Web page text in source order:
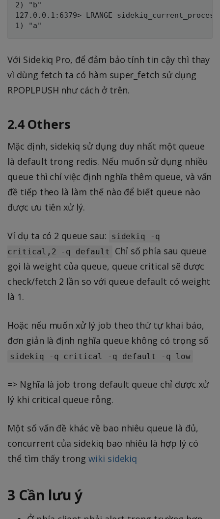
2) "b"
127.0.0.1:6379> LRANGE
Với Sidekiq Pro, để đảm bảo tính tin cậy thì thay
vì dùng fetch ta có hàm super_fetch sử dụng
RPOPLPUSH như cách ở trên.
2.4 Others
Mặc định, sidekiq sử dụng duy nhất một queue
là default trong redis. Nếu muốn sử dụng nhiều
queue thì chỉ việc định nghĩa thêm queue, và vấn
đề tiếp theo là làm thế nào để biết queue nào
được ưu tiên xử lý.
Ví dụ ta có 2 queue sau:
sidekiq -q
critical,2 -q default
Chỉ số phía sau queue
gọi là weight của queue, queue critical sẽ được
check/fetch 2 lần so với queue default có weight
là 1.
Hoặc nếu muốn xử lý job theo thứ tự khai báo,
đơn giản là định nghĩa queue không có trọng số
sidekiq -q critical -q default -q low
=> Nghĩa là job trong default queue chỉ được xử
lý khi critical queue rỗng.
Một số vấn đề khác về bao nhiêu queue là đủ,
concurrent của sidekiq bao nhiêu là hợp lý có
thể tìm thấy trong wiki sidekiq
3 Cần lưu ý